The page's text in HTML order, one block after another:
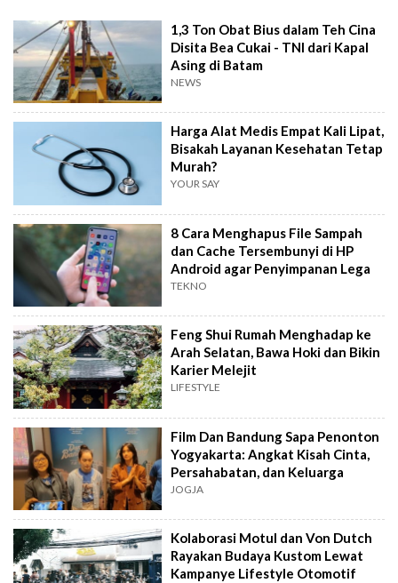
1,3 Ton Obat Bius dalam Teh Cina
Disita Bea Cukai - TNI dari Kapal
Asing di Batam
NEWS
Harga Alat Medis Empat Kali Lipat,
Bisakah Layanan Kesehatan Tetap
Murah?
YOUR SAY
8 Cara Menghapus File Sampah
dan Cache Tersembunyi di HP
Android agar Penyimpanan Lega
TEKNO
Feng Shui Rumah Menghadap ke
Arah Selatan, Bawa Hoki dan Bikin
Karier Melejit
LIFESTYLE
Film Dan Bandung Sapa Penonton
Yogyakarta: Angkat Kisah Cinta,
Persahabatan, dan Keluarga
JOGJA
Kolaborasi Motul dan Von Dutch
Rayakan Budaya Kustom Lewat
Kampanye Lifestyle Otomotif